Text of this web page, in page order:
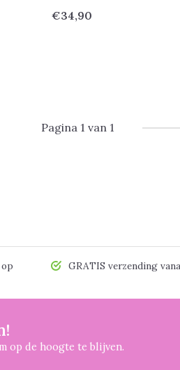
€34,90
Pagina 1 van 1
GRATIS verzending
op de hoogte te blijven.